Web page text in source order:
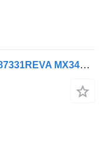
Delphi 1887331REVA MX340U1 1887331REVA MX340U1 Steuereinheit für LKW